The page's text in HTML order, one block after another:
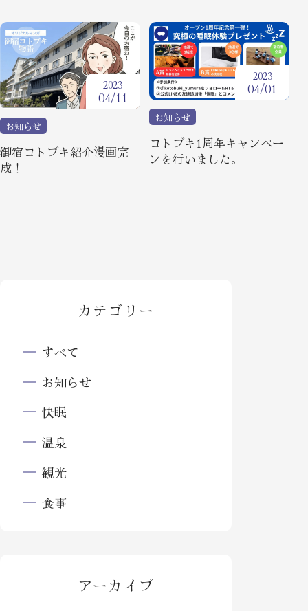
2023
04/11
お知らせ
御宿コトブキ紹介漫画完
成！
2023
04/01
お知らせ
コトブキ1周年キャンペー
ンを行いました。
カテゴリー
すべて
お知らせ
快眠
温泉
観光
食事
アーカイブ